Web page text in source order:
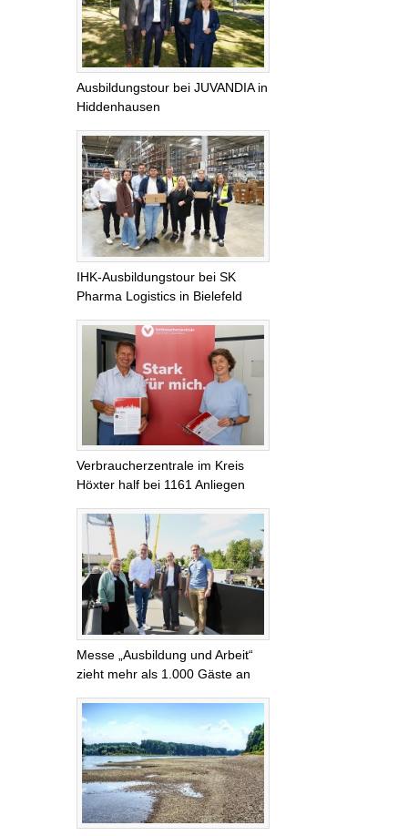
Ausbildungstour bei JUVANDIA in
Hiddenhausen
IHK-Ausbildungstour bei SK
Pharma Logistics in Bielefeld
Verbraucherzentrale im Kreis
Höxter half bei 1161 Anliegen
Messe „Ausbildung und Arbeit“
zieht mehr als 1.000 Gäste an